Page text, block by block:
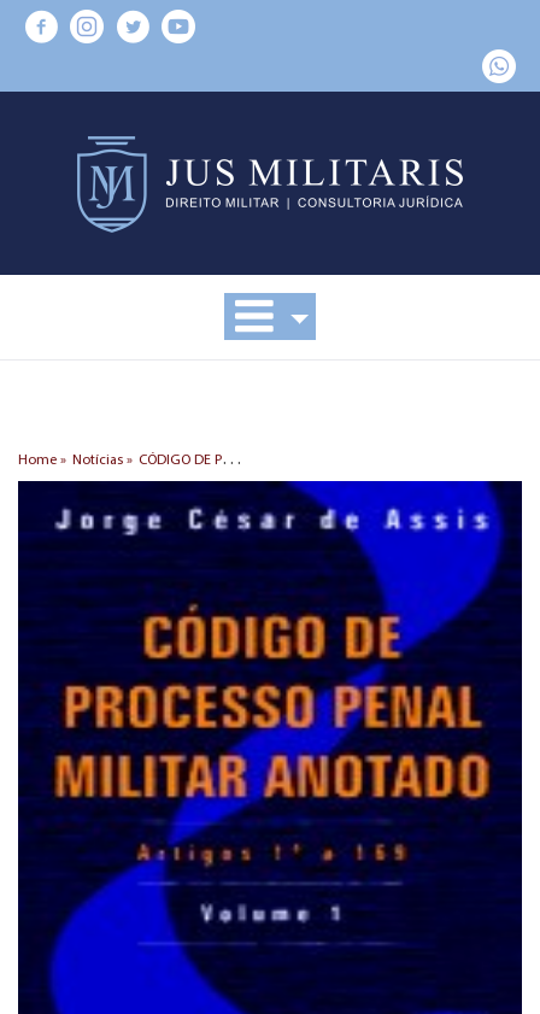
Home » Notícias » C
ÓDIGO DE PROCESSO PENAL MILITAR ANOTADO, v1, 3 ed